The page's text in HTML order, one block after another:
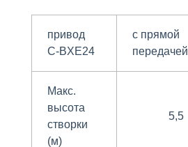
привод
C-BXE24
с прямой
передачей
Макс.
высота
створки
(м)
5,5